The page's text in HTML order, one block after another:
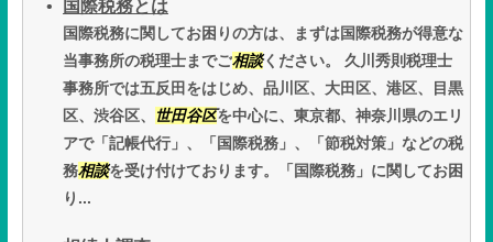
国際税務とは
国際税務に関してお困りの方は、まずは国際税務が得意な
当事務所の税理士までご相談ください。 久川秀則税理士
事務所では五反田をはじめ、品川区、大田区、港区、目黒
区、渋谷区、
世田谷区を中心に、東京都、神奈川県のエリ
アで「記帳代行」、「国際税務」、「節税対策」などの税
務相談を受け付けております。「国際税務」に関してお困
り...